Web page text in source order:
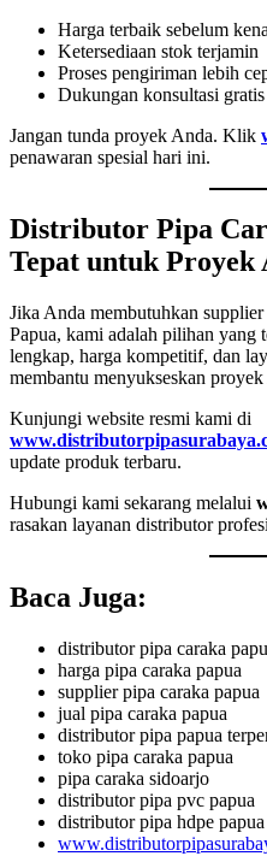
Harga terbaik sebelum
Ketersediaan stok terjamin
Proses pengiriman lebih
Dukungan konsultasi gratis
Jangan tunda proyek Anda. Klik
penawaran spesial hari ini.
Distributor Pipa
Tepat untuk Proyek
Jika Anda membutuhkan
Papua, kami adalah pilihan yang
lengkap, harga kompetitif, dan
membantu menyukseskan
Kunjungi website resmi kami di
update produk terbaru.
Hubungi kami sekarang melalui
rasakan layanan distributor
Baca Juga:
distributor pipa caraka
harga pipa caraka papua
supplier pipa caraka papua
jual pipa caraka papua
distributor pipa papua
toko pipa caraka papua
pipa caraka sidoarjo
distributor pipa pvc papua
distributor pipa hdpe papua